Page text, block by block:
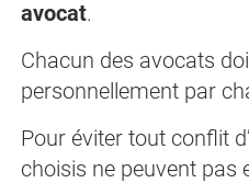
avocat.
Chacun des avocats
personnellement par
Pour éviter tout conflit
choisis ne peuvent pas